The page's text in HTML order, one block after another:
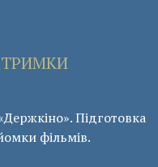
Підготовка
фільмів.